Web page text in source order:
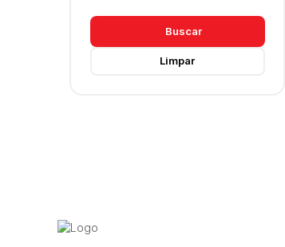
Buscar
Limpar